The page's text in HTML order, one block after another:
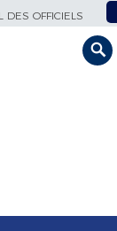
DES OFFICIELS